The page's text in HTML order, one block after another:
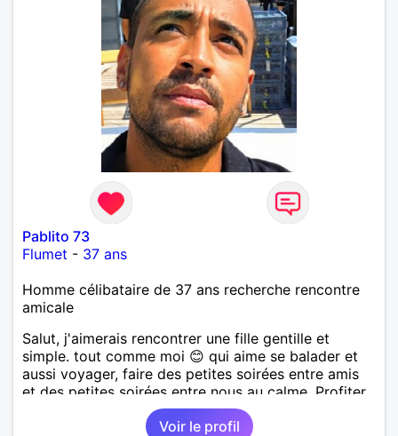
Pablito 73
Flumet - 37 ans
Homme célibataire de 37 ans recherche rencontre
amicale
Salut, j'aimerais rencontrer une fille gentille et
simple. tout comme moi 😊 qui aime se balader et
aussi voyager, faire des petites soirées entre amis
et des petites soirées entre nous au calme. Profiter
de l'instant présent, dans le respect et l'amour 🙂
Voir le profil